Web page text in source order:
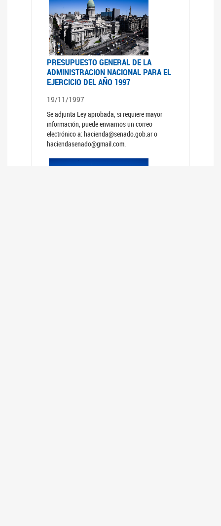
PRESUPUESTO GENERAL DE LA
ADMINISTRACION NACIONAL PARA EL
EJERCICIO DEL AÑO 1997
19/11/1997
Se adjunta Ley aprobada, si requiere mayor
información, puede enviarnos un correo
electrónico a: hacienda@senado.gob.ar o
haciendasenado@gmail.com.